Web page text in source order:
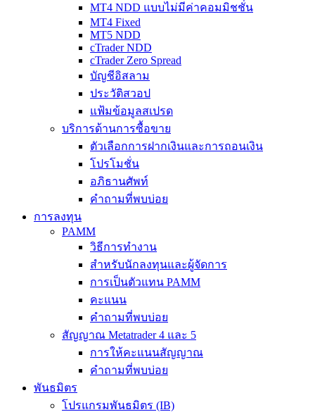
MT4 NDD แบบไม่มีค่าคอมมิชชั่น
MT4 Fixed
MT5 NDD
cTrader NDD
cTrader Zero Spread
บัญชีอิสลาม
ประวัติสวอป
แฟ้มข้อมูลสเปรด
บริการด้านการซื้อขาย
ตัวเลือกการฝากเงินและการถอนเงิน
โปรโมชั่น
อภิธานศัพท์
คำถามที่พบบ่อย
การลงทุน
PAMM
วิธีการทำงาน
สำหรับนักลงทุนและผู้จัดการ
การเป็นตัวแทน PAMM
คะแนน
คำถามที่พบบ่อย
สัญญาณ Metatrader 4 และ 5
การให้คะแนนสัญญาณ
คำถามที่พบบ่อย
พันธมิตร
โปรแกรมพันธมิตร (IB)